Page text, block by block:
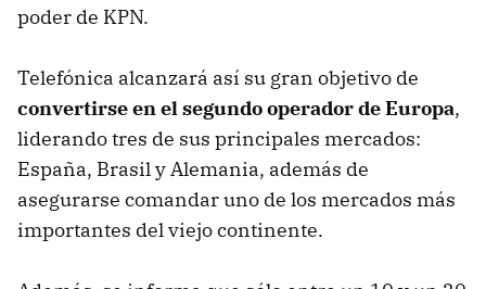
poder de KPN.
Telefónica alcanzará así su gran objetivo de
convertirse en el segundo operador de Europa,
liderando tres de sus principales mercados:
España, Brasil y Alemania, además de
asegurarse comandar uno de los mercados más
importantes del viejo continente.